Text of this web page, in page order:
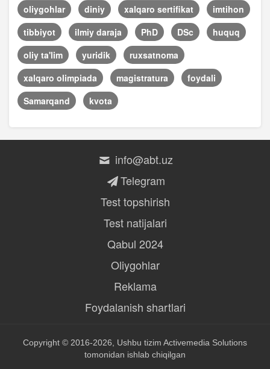
oliygohlar
diniy xalqaro sertifikat
imtihon
tibbiyot
ilmiy daraja PhD DSc
huquq
oliy ta'lim
yuridik
ruxsatnoma
xalqaro olimpiada
magistratura
foydali
Samarqand
kvota
info@abt.uz
Telegram
Test topshirish
Test natijalari
Qabul 2024
Oliygohlar
Reklama
Foydalanish shartlari
Copyright © 2016-2026, Ushbu tizim Activemedia Solutions
tomonidan ishlab chiqilgan